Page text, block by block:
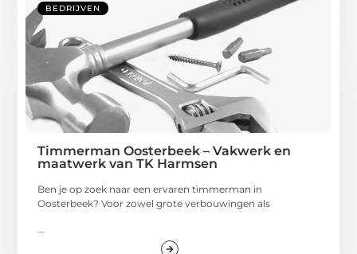
BEDRIJVEN
Timmerman Oosterbeek – Vakwerk en
maatwerk van TK Harmsen
Ben je op zoek naar een ervaren timmerman in
Oosterbeek? Voor zowel grote verbouwingen als
...